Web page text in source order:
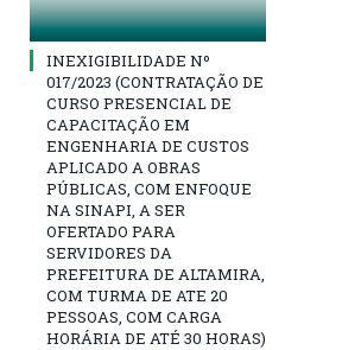
INEXIGIBILIDADE Nº
017/2023 (CONTRATAÇÃO DE
CURSO PRESENCIAL DE
CAPACITAÇÃO EM
ENGENHARIA DE CUSTOS
APLICADO A OBRAS
PÚBLICAS, COM ENFOQUE
NA SINAPI, A SER
OFERTADO PARA
SERVIDORES DA
PREFEITURA DE ALTAMIRA,
COM TURMA DE ATE 20
PESSOAS, COM CARGA
HORÁRIA DE ATÉ 30 HORAS)